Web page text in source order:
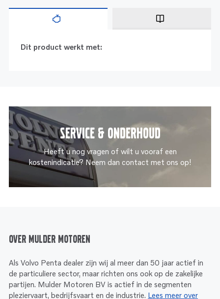
Dit product werkt met:
Service & onderhoud
Heeft u nog vragen of wilt u vooraf een
kostenindicatie? Neem dan contact met ons op!
Over Mulder Motoren
Als Volvo Penta dealer zijn wij al meer dan 50 jaar actief in
de particuliere sector, maar richten ons ook op de zakelijke
partijen. Mulder Motoren BV is actief in de segmenten
pleziervaart, bedrijfsvaart en de industrie. Lees meer over